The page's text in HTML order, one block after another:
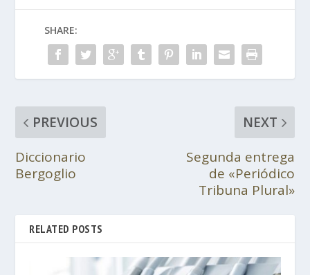
SHARE:
PREVIOUS
Diccionario
Bergoglio
NEXT
Segunda entrega
de «Periódico
Tribuna Plural»
RELATED POSTS